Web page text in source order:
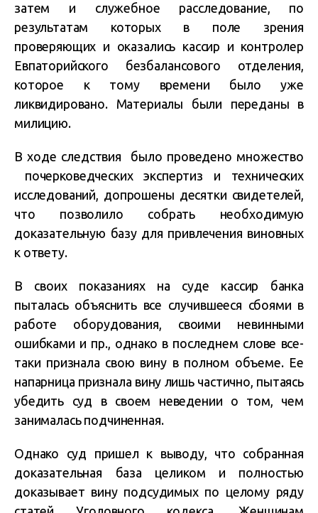
затем и служебное расследование, по
результатам которых в поле зрения
проверяющих и оказались кассир и контролер
Евпаторийского безбалансового отделения,
которое к тому времени было уже
ликвидировано. Материалы были переданы в
милицию.
В ходе следствия было проведено множество
почерковедческих экспертиз и технических
исследований, допрошены десятки свидетелей,
что позволило собрать необходимую
доказательную базу для привлечения виновных
к ответу.
В своих показаниях на суде кассир банка
пыталась объяснить все случившееся сбоями в
работе оборудования, своими невинными
ошибками и пр., однако в последнем слове все-
таки признала свою вину в полном объеме. Ее
напарница признала вину лишь частично, пытаясь
убедить суд в своем неведении о том, чем
занималась подчиненная.
Однако суд пришел к выводу, что собранная
доказательная база целиком и полностью
доказывает вину подсудимых по целому ряду